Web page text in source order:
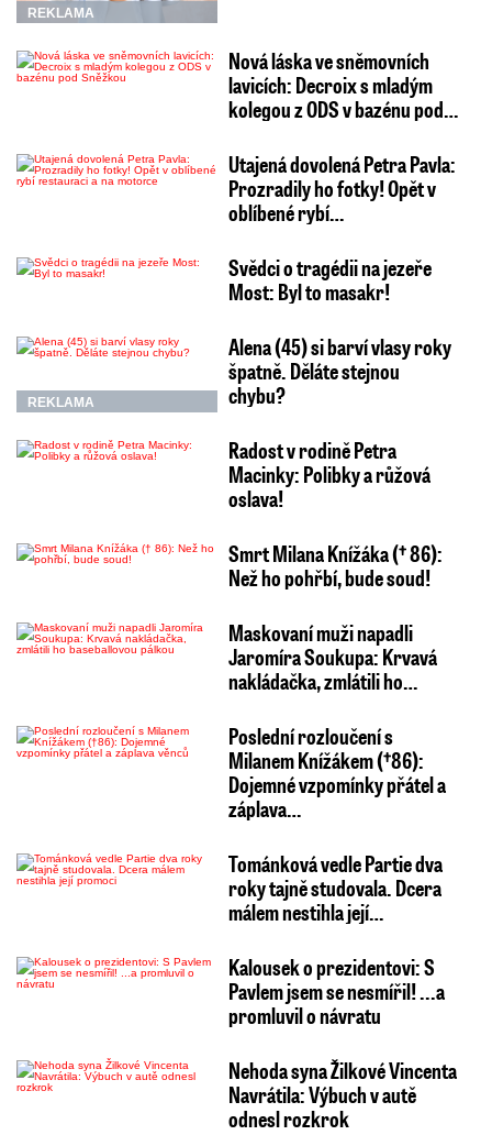
REKLAMA
Nová láska ve sněmovních
lavicích: Decroix s mladým
kolegou z ODS v bazénu pod…
Utajená dovolená Petra Pavla:
Prozradily ho fotky! Opět v
oblíbené rybí…
Svědci o tragédii na jezeře
Most: Byl to masakr!
REKLAMA
Alena (45) si barví vlasy roky
špatně. Děláte stejnou
chybu?
Radost v rodině Petra
Macinky: Polibky a růžová
oslava!
Smrt Milana Knížáka († 86):
Než ho pohřbí, bude soud!
Maskovaní muži napadli
Jaromíra Soukupa: Krvavá
nakládačka, zmlátili ho…
Poslední rozloučení s
Milanem Knížákem (†86):
Dojemné vzpomínky přátel a
záplava…
Tománková vedle Partie dva
roky tajně studovala. Dcera
málem nestihla její…
Kalousek o prezidentovi: S
Pavlem jsem se nesmířil! ...a
promluvil o návratu
Nehoda syna Žilkové Vincenta
Navrátila: Výbuch v autě
odnesl rozkrok